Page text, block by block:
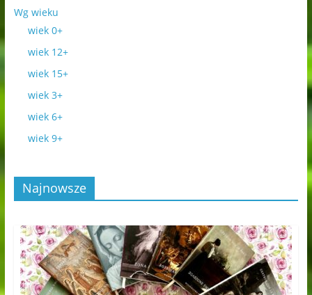
Wg wieku
wiek 0+
wiek 12+
wiek 15+
wiek 3+
wiek 6+
wiek 9+
Najnowsze